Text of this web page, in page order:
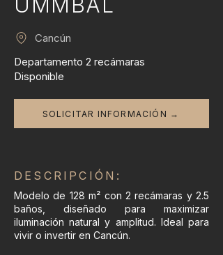
Cancún
Departamento 2 recámaras
Disponible
SOLICITAR INFORMACIÓN →
DESCRIPCIÓN:
Modelo de 128 m² con 2 recámaras y 2.5
baños, diseñado para maximizar
iluminación natural y amplitud. Ideal para
vivir o invertir en Cancún.